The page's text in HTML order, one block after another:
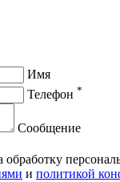
Имя
Телефон *
Сообщение
обработку
и политикой